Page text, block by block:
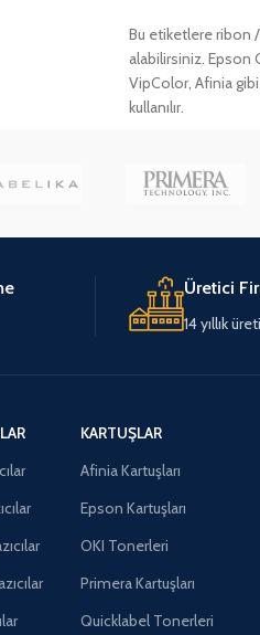
Bu etiketlere ribon
alabilirsiniz. Epson
VipColor, Afinia gibi
kullanılır.
Üretici
14 yıllık
KARTUŞLAR
Afinia Kartuşları
Epson Kartuşları
OKI Tonerleri
Primera Kartuşları
Quicklabel Tonerleri